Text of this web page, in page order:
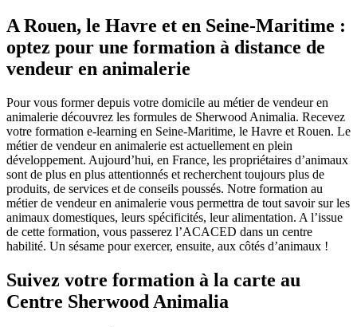
A Rouen, le Havre et en Seine-Maritime :
optez pour une formation à distance de
vendeur en animalerie
Pour vous former depuis votre domicile au métier de vendeur en
animalerie découvrez les formules de Sherwood Animalia. Recevez
votre formation e-learning en Seine-Maritime, le Havre et Rouen. Le
métier de vendeur en animalerie est actuellement en plein
développement. Aujourd’hui, en France, les propriétaires d’animaux
sont de plus en plus attentionnés et recherchent toujours plus de
produits, de services et de conseils poussés. Notre formation au
métier de vendeur en animalerie vous permettra de tout savoir sur les
animaux domestiques, leurs spécificités, leur alimentation. A l’issue
de cette formation, vous passerez l’ACACED dans un centre
habilité. Un sésame pour exercer, ensuite, aux côtés d’animaux !
Suivez votre formation à la carte au
Centre Sherwood Animalia